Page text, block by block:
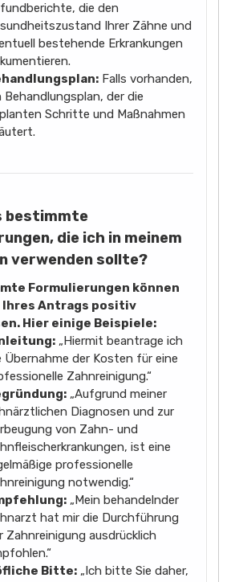
die den
Ihrer Zähne und
bestehende Erkrankungen
Falls vorhanden,
Behandlungsplan, der die
Schritte und Maßnahmen
bestimmte
die ich in meinem
verwenden sollte?
Formulierungen können
Ihres Antrags positiv
Hier einige Beispiele:
„Hiermit beantrage ich
Übernahme der Kosten für eine
Zahnreinigung.“
„Aufgrund meiner
Diagnosen und zur
von Zahn- und
ist eine
professionelle
notwendig.“
„Mein behandelnder
hat mir die Durchführung
Zahnreinigung ausdrücklich
Bitte: „Ich bitte Sie daher,